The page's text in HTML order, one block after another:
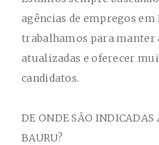
agências de empregos em
trabalhamos para manter
atualizadas e oferecer
candidatos.
DE ONDE SÃO INDICADAS
BAURU?